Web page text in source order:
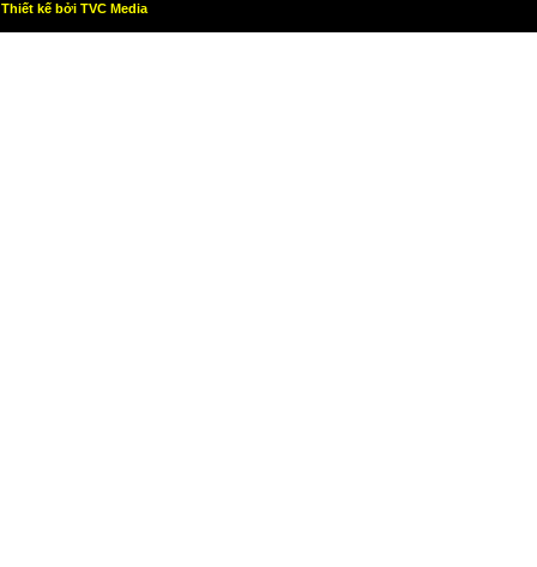
Thiết kế bởi TVC Media